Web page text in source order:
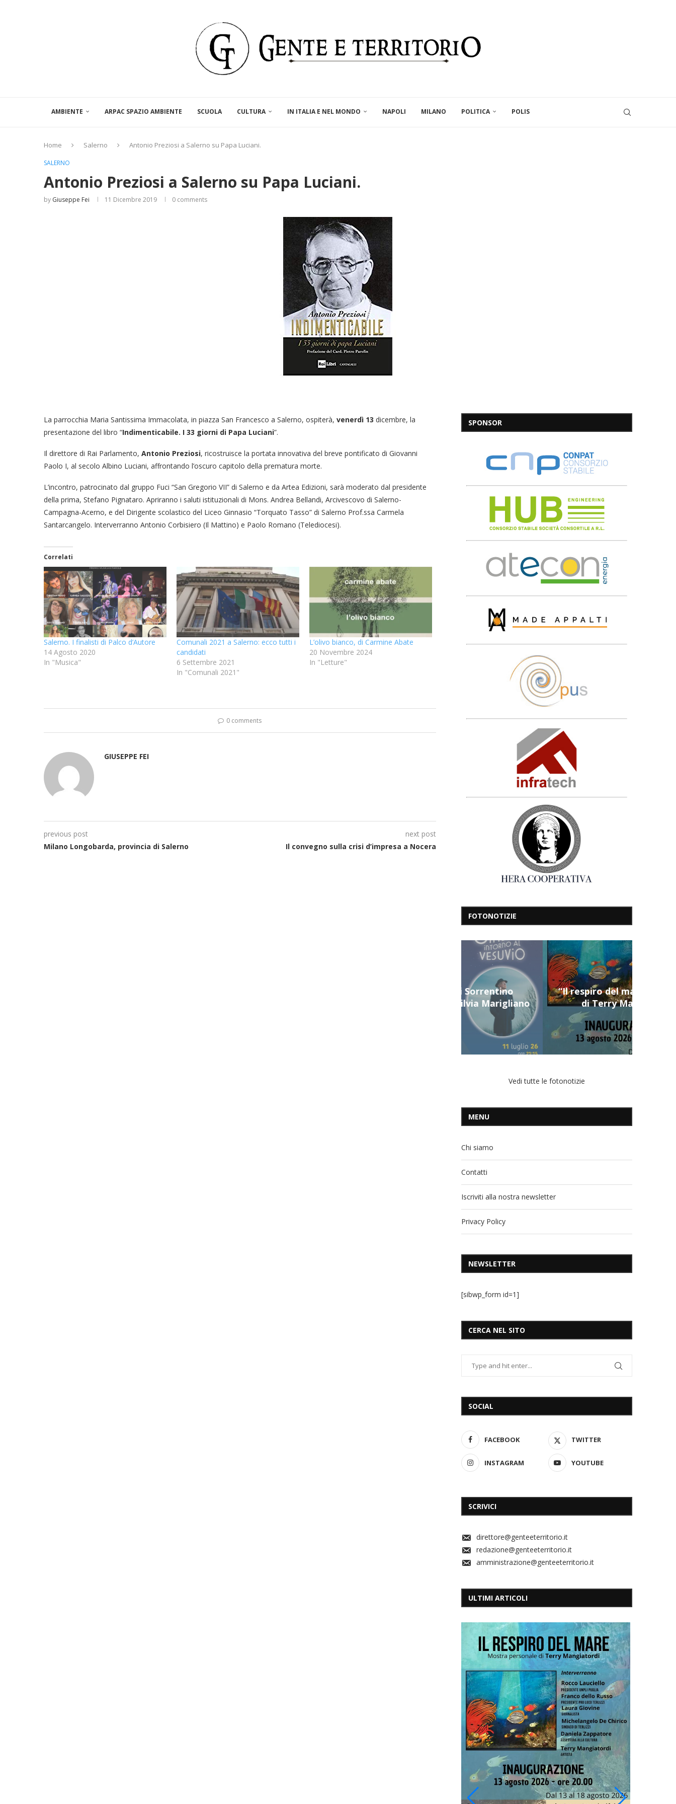
AMBIENTE ARPAC SPAZIO AMBIENTE SCUOLA CULTURA IN ITALIA E NEL MONDO NAPOLI MILANO POLITICA POLIS
Home Salerno Antonio Preziosi a Salerno su Papa Luciani.
SALERNO
Antonio Preziosi a Salerno su Papa Luciani.
by Giuseppe Fei 11 Dicembre 2019 0 comments
La parrocchia Maria Santissima Immacolata, in piazza San Francesco a Salerno, ospiterà, venerdì 13 dicembre, la
presentazione del libro “Indimenticabile. I 33 giorni di Papa Luciani”.
Il direttore di Rai Parlamento, Antonio Preziosi, ricostruisce la portata innovativa del breve pontificato di Giovanni
Paolo I, al secolo Albino Luciani, affrontando l’oscuro capitolo della prematura morte.
L’incontro, patrocinato dal gruppo Fuci “San Gregorio VII” di Salerno e da Artea Edizioni, sarà moderato dal presidente
della prima, Stefano Pignataro. Apriranno i saluti istituzionali di Mons. Andrea Bellandi, Arcivescovo di Salerno-
Campagna-Acerno, e del Dirigente scolastico del Liceo Ginnasio “Torquato Tasso” di Salerno Prof.ssa Carmela
Santarcangelo. Interverranno Antonio Corbisiero (Il Mattino) e Paolo Romano (Telediocesi).
Correlati
Salerno. I finalisti di Palco d’Autore
14 Agosto 2020
In "Musica"
Comunali 2021 a Salerno: ecco tutti i
candidati
6 Settembre 2021
In "Comunali 2021"
L’olivo bianco, di Carmine Abate
20 Novembre 2024
In "Letture"
0 comments
GIUSEPPE FEI
previous post
Milano Longobarda, provincia di Salerno
next post
Il convegno sulla crisi d’impresa a Nocera
SPONSOR
FOTONOTIZIE
“Il respiro del mare”, personale
di Terry Mangiatordi
Vedi tutte le fotonotizie
MENU
Chi siamo
Contatti
Iscriviti alla nostra newsletter
Privacy Policy
NEWSLETTER
[sibwp_form id=1]
CERCA NEL SITO
SOCIAL
FACEBOOK TWITTER
INSTAGRAM YOUTUBE
SCRIVICI
direttore@genteeterritorio.it
redazione@genteeterritorio.it
amministrazione@genteeterritorio.it
ULTIMI ARTICOLI